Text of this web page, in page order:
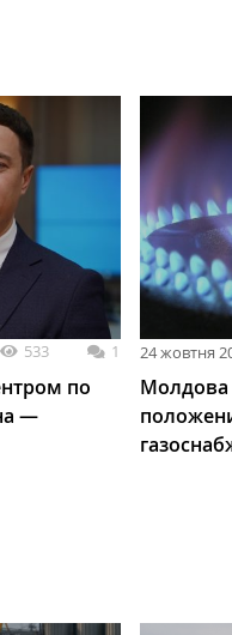
533 1
по
—
24 жовтня
Молдова